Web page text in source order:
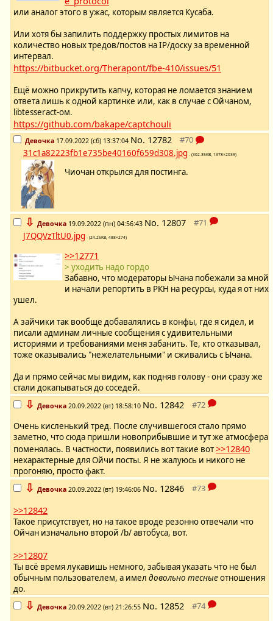
или аналог этого в ужас, которым является Кусаба.
Или хотя бы запилить поддержку простых лимитов на
количество новых тредов/постов на IP/доску за временной
интервал.
https://bitbucket.org/Therapont/fbe-410/issues/51
Ещё можно прикрутить капчу, которая не ломается знанием
ответа лишь к одной картинке или, как в случае с Ойчаном,
libtesseract-ом.
https://github.com/bakape/captchouli
Девочка 17.09.2022 (сб) 13:37:04 No. 12782
31c1a82223fb1e735be40160f659d308.jpg - (302.35KB, 1378×2039)
Чиочан открылся для постинга.
⇩ Девочка 19.09.2022 (пн) 04:56:43 No. 12807
J7QQVzTltU0.jpg - (24.25KB, 488×274)
>>12771
> уходить надо гордо
Забавно, что модераторы Ычана побежали за мной
и начали репортить в РКН на ресурсы, куда я от них
ушел.
А зайчики так вообще добавалялись в конфы, где я сидел, и
писали админам личные сообщения с удивительными
историями и требованиями меня забанить. Те, кто отказывал,
тоже оказывались "нежелательными" и сживались с Ычана.
Да и прямо сейчас мы видим, как подняв голову - они сразу же
стали докапываться до соседей.
⇩ Девочка 20.09.2022 (вт) 18:58:10 No. 12842
Очень кисленький тред. После случившегося стало прямо
заметно, что сюда пришли новоприбывшие и тут же атмосфера
поменялась. В частности, появились вот такие вот>>12840
нехарактерные для Ойчи посты. Я не жалуюсь и никого не
прогоняю, просто факт.
⇩ Девочка 20.09.2022 (вт) 19:46:06 No. 12846
>>12842
Такое присутствует, но на такое вроде резонно отвечали что
Ойчан изначально второй /b/ автобуса, вот.
>>12807
Ты всё время лукавишь немного, забывая указать что не был
обычным пользователем, а имел довольно тесныеотношения
до.
⇩ Девочка 20.09.2022 (вт) 21:26:55 No. 12852